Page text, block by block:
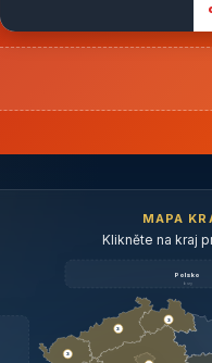
MAPA
Klikněte na kraj
Polsko
brzy
3
3
3